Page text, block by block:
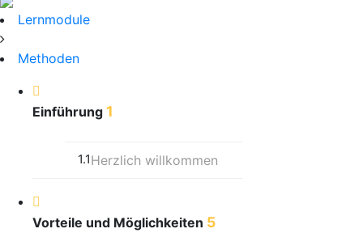
Lernmodule
Methoden
Einführung 1
1.1Herzlich willkommen
Vorteile und Möglichkeiten 5